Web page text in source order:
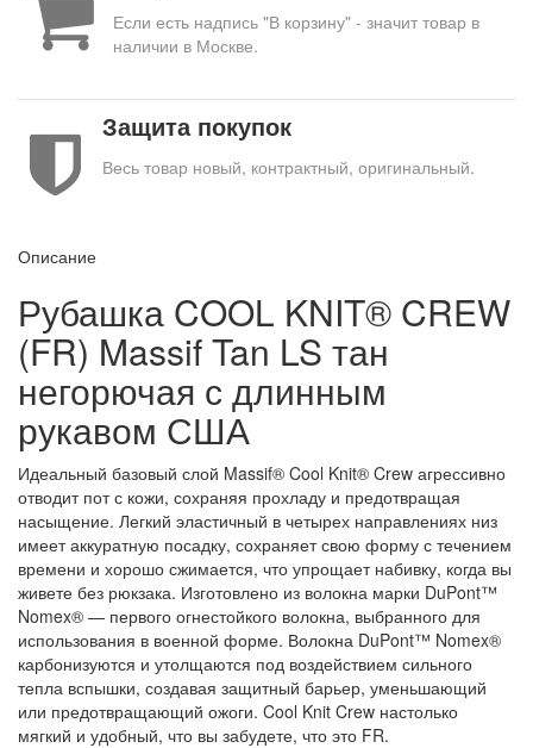
Если есть надпись "В корзину" - значит товар в
наличии в Москве.
Защита покупок
Весь товар новый, контрактный, оригинальный.
Описание
Рубашка COOL KNIT® CREW
(FR) Massif Tan LS тан
негорючая с длинным
рукавом США
Идеальный базовый слой Massif® Cool Knit® Crew агрессивно
отводит пот с кожи, сохраняя прохладу и предотвращая
насыщение. Легкий эластичный в четырех направлениях низ
имеет аккуратную посадку, сохраняет свою форму с течением
времени и хорошо сжимается, что упрощает набивку, когда вы
живете без рюкзака. Изготовлено из волокна марки DuPont™
Nomex® — первого огнестойкого волокна, выбранного для
использования в военной форме. Волокна DuPont™ Nomex®
карбонизуются и утолщаются под воздействием сильного
тепла вспышки, создавая защитный барьер, уменьшающий
или предотвращающий ожоги. Cool Knit Crew настолько
мягкий и удобный, что вы забудете, что это FR.